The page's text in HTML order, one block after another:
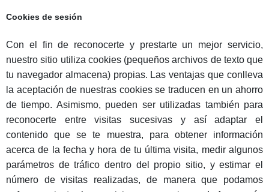
Cookies de sesión
Con el fin de reconocerte y prestarte un mejor servicio,
nuestro sitio utiliza cookies (pequeños archivos de texto que
tu navegador almacena) propias. Las ventajas que conlleva
la aceptación de nuestras cookies se traducen en un ahorro
de tiempo. Asimismo, pueden ser utilizadas también para
reconocerte entre visitas sucesivas y así adaptar el
contenido que se te muestra, para obtener información
acerca de la fecha y hora de tu última visita, medir algunos
parámetros de tráfico dentro del propio sitio, y estimar el
número de visitas realizadas, de manera que podamos